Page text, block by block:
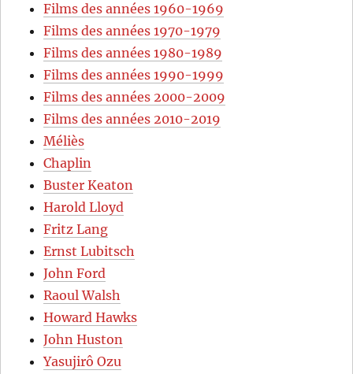
Films des années 1960-1969
Films des années 1970-1979
Films des années 1980-1989
Films des années 1990-1999
Films des années 2000-2009
Films des années 2010-2019
Méliès
Chaplin
Buster Keaton
Harold Lloyd
Fritz Lang
Ernst Lubitsch
John Ford
Raoul Walsh
Howard Hawks
John Huston
Yasujirô Ozu